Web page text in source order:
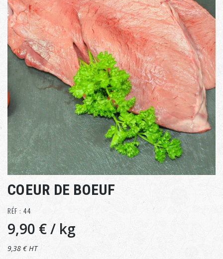
COEUR DE BOEUF
RÉF : 44
9,90 €/ kg
9,38 € HT